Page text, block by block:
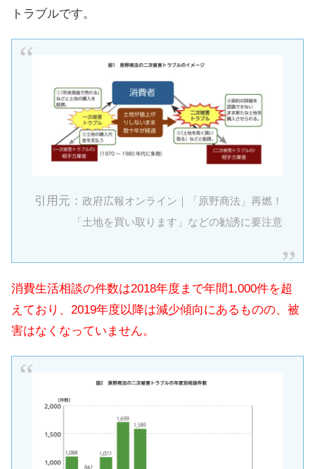
トラブルです。
引用元：政府広報オンライン｜「原野商法」再燃！
「土地を買い取ります」などの勧誘に要注意
消費生活相談の件数は2018年度まで年間1,000件を超
えており、2019年度以降は減少傾向にあるものの、被
害はなくなっていません。